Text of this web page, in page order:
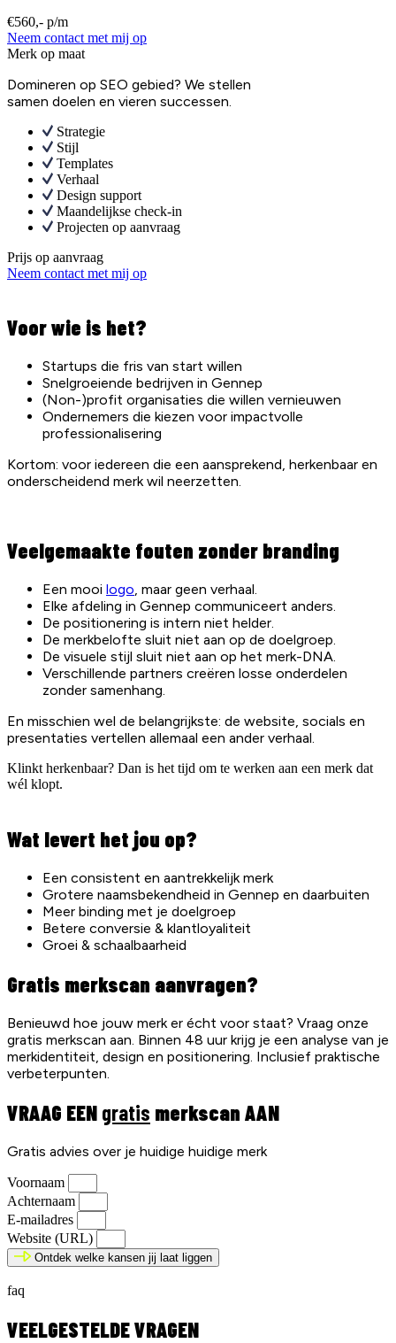
€560,- p/m
Neem contact met mij op
Merk op maat
Domineren op SEO gebied? We stellen
samen doelen en vieren successen.
Strategie
Stijl
Templates
Verhaal
Design support
Maandelijkse check-in
Projecten op aanvraag
Prijs op aanvraag
Neem contact met mij op
Voor wie is het?
Startups die fris van start willen
Snelgroeiende bedrijven in Gennep
(Non-)profit organisaties die willen vernieuwen
Ondernemers die kiezen voor impactvolle
professionalisering
Kortom: voor iedereen die een aansprekend, herkenbaar en
onderscheidend merk wil neerzetten.
Veelgemaakte fouten zonder branding
Een mooi logo, maar geen verhaal.
Elke afdeling in Gennep communiceert anders.
De positionering is intern niet helder.
De merkbelofte sluit niet aan op de doelgroep.
De visuele stijl sluit niet aan op het merk-DNA.
Verschillende partners creëren losse onderdelen
zonder samenhang.
En misschien wel de belangrijkste: de website, socials en
presentaties vertellen allemaal een ander verhaal.
Klinkt herkenbaar? Dan is het tijd om te werken aan een merk dat
wél klopt.
Wat levert het jou op?
Een consistent en aantrekkelijk merk
Grotere naamsbekendheid in Gennep en daarbuiten
Meer binding met je doelgroep
Betere conversie & klantloyaliteit
Groei & schaalbaarheid
Gratis merkscan aanvragen?
Benieuwd hoe jouw merk er écht voor staat? Vraag onze
gratis merkscan aan. Binnen 48 uur krijg je een analyse van je
merkidentiteit, design en positionering. Inclusief praktische
verbeterpunten.
VRAAG EEN gratis merkscan AAN
Gratis advies over je huidige huidige merk
Voornaam
Achternaam
E-mailadres
Website (URL)
Ontdek welke kansen jij laat liggen
faq
VEELGESTELDE VRAGEN